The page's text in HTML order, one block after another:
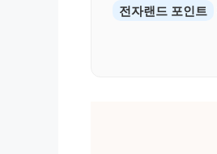
전자랜드 포인트